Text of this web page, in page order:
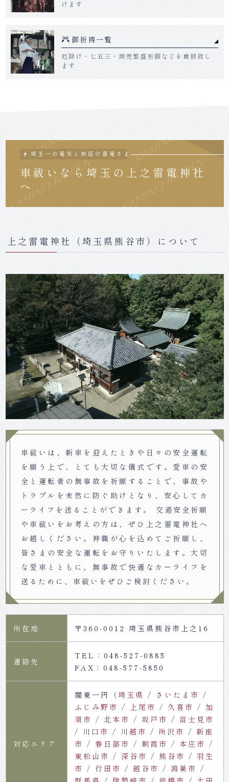
コラム
お問い合わせ
御祈祷一覧
けます
御祈祷一覧
厄除け・七五三・商売繁盛祈願などを厳修致し
ます
車祓いなら埼玉の上之雷電神社
へ
上之雷電神社（埼玉県熊谷市）について
車祓いは、新車を迎えたときや日々の安全運転
を願う上で、とても大切な儀式です。愛車の安
全と運転者の無事故を祈願することで、事故や
トラブルを未然に防ぐ助けとなり、安心してカ
ーライフを送ることができます。 交通安全祈願
や車祓いをお考えの方は、ぜひ上之雷電神社へ
お越しください。神職が心を込めてご祈願し、
皆さまの安全な運転をお守りいたします。大切
な愛車とともに、無事故で快適なカーライフを
送るために、車祓いをぜひご検討ください。
所在地 〒360-0012 埼玉県熊谷市上之16
連絡先
TEL：048-527-0885
FAX：048-577-5850
対応エリア
関東一円（埼玉県
さいたま市
ふじみ野市
上尾市 久喜市
加
須市
北本市 坂戸市
富士見市
川口市
川越市 所沢市
新座
市
春日部市 朝霞市
本庄市
東松山市
深谷市 熊谷市
羽生
市
行田市 越谷市
鴻巣市